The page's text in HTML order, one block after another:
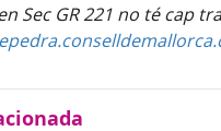
Sec GR 221 no té